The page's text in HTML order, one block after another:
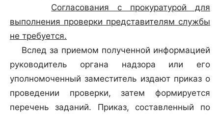
Согласования с прокуратурой для
выполнения проверки представителям службы
не требуется.
Вслед за приемом полученной информацией
руководитель органа надзора или его
уполномоченный заместитель издают приказ о
проведении проверки, затем формируется
перечень заданий. Приказ, составленный по